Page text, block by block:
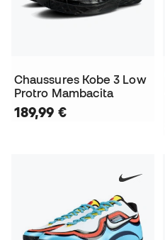
Chaussures Kobe 3 Low
Protro Mambacita
189,99 €